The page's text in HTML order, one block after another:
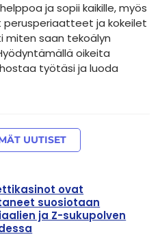
ja sopii kaikille, myös
perusperiaatteet ja kokeilet
miten saan tekoälyn
oikeita
työtäsi ja luoda
UUTISET
ovat
suosiotaan
ja Z-sukupolven